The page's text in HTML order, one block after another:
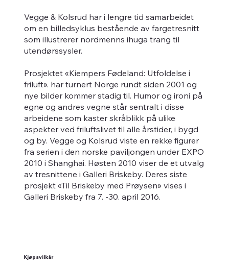
Vegge & Kolsrud har i lengre tid samarbeidet
om en billedsyklus bestående av fargetresnitt
som illustrerer nordmenns ihuga trang til
utendørssysler.
Prosjektet «Kiempers Fødeland: Utfoldelse i
friluft». har turnert Norge rundt siden 2001 og
nye bilder kommer stadig til. Humor og ironi på
egne og andres vegne står sentralt i disse
arbeidene som kaster skråblikk på ulike
aspekter ved friluftslivet til alle årstider, i bygd
og by. Vegge og Kolsrud viste en rekke figurer
fra serien i den norske paviljongen under EXPO
2010 i Shanghai. Høsten 2010 viser de et utvalg
av tresnittene i Galleri Briskeby. Deres siste
prosjekt «Til Briskeby med Prøysen» vises i
Galleri Briskeby fra 7. -30. april 2016.
Kjøpsvilkår